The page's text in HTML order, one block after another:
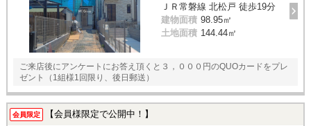
ＪＲ常磐線 北松戸 徒歩19分
建物面積 98.95㎡
土地面積 144.44㎡
ご来店後にアンケートにお答え頂くと３，０００円のQUOカードをプレ
ゼント（1組様1回限り、後日郵送）
会員限定 【会員様限定で公開中！】